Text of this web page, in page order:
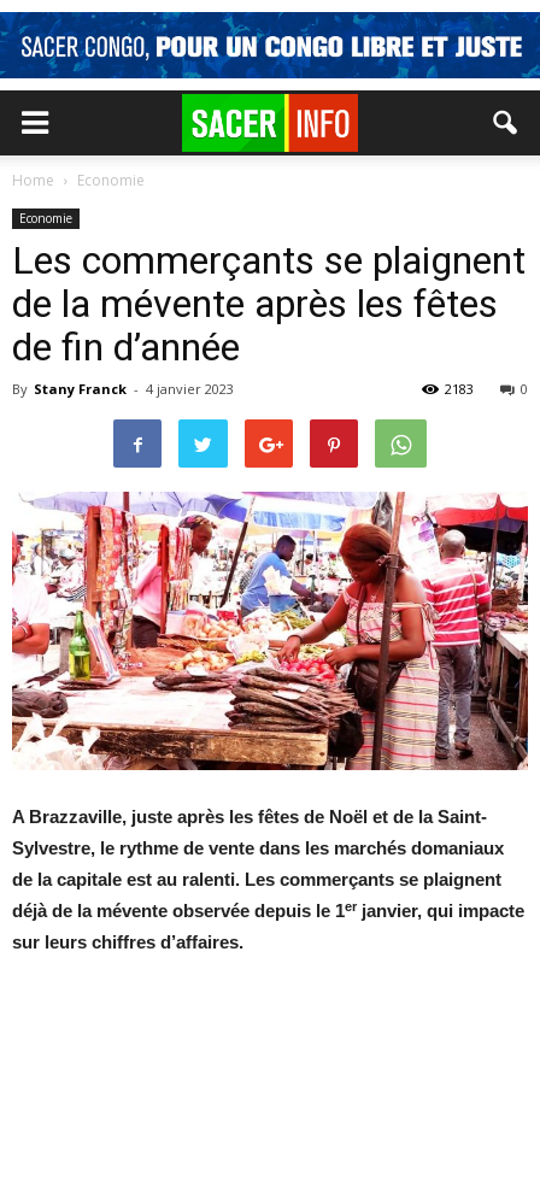
Home Economie
Economie
Les commerçants se plaignent
de la mévente après les fêtes
de fin d’année
By Stany Franck - 4 janvier 2023 0
2183
A Brazzaville, juste après les fêtes de Noël et de la Saint-
Sylvestre, le rythme de vente dans les marchés domaniaux
de la capitale est au ralenti. Les commerçants se plaignent
déjà de la mévente observée depuis le 1er janvier, qui impacte
sur leurs chiffres d’affaires.